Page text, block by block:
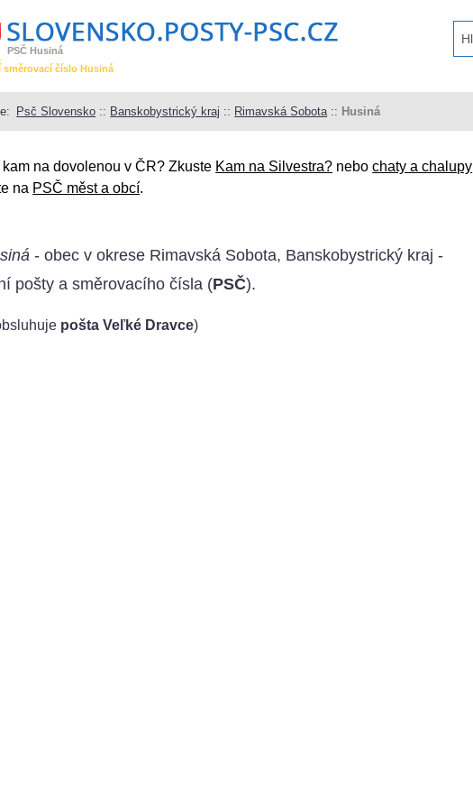
PSČ Husiná
směrovací číslo Husiná
Psč Slovensko :: Banskobystrický kraj :: Rimavská Sobota :: Husiná
kam na dovolenou v ČR? Zkuste Kam na Silvestra? nebochaty a chalupy
na PSČ měst a obcí.
- obec v okrese Rimavská Sobota, Banskobystrický kraj -
pošty a směrovacího čísla (PSČ).
pošta Veľké Dravce)